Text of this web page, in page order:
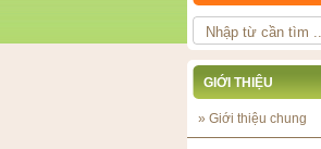
GIỚI THIỆU
» Giới thiệu chung